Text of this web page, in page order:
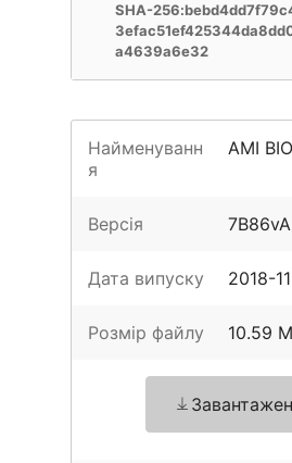
SHA-
a4639a6e32
Найменуванн
я
AMI
Версія
Дата випуску 2018-
Розмір файлу 10.59